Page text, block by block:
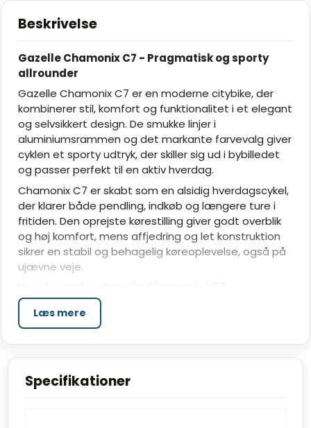
Beskrivelse
Gazelle Chamonix C7 - Pragmatisk og sporty
allrounder
Gazelle Chamonix C7 er en moderne citybike, der
kombinerer stil, komfort og funktionalitet i et elegant
og selvsikkert design. De smukke linjer i
aluminiumsrammen og det markante farvevalg giver
cyklen et sporty udtryk, der skiller sig ud i bybilledet
og passer perfekt til en aktiv hverdag.
Chamonix C7 er skabt som en alsidig hverdagscykel,
der klarer både pendling, indkøb og længere ture i
fritiden. Den oprejste kørestilling giver godt overblik
og høj komfort, mens affjedring og let konstruktion
sikrer en stabil og behagelig køreoplevelse, også på
ujævne veje.
Stilfuldt og sporty design
Slankt aluminiumsstel med dynamisk linjeføring og
udtryk.
Komfortabel og afslappet kørestilling
Oprejst position kombineret med affjedret
Læs mere
Specifikationer